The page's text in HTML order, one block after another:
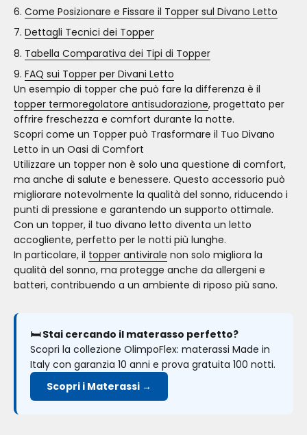
Come Posizionare e Fissare il Topper sul Divano Letto
Dettagli Tecnici dei Topper
Tabella Comparativa dei Tipi di Topper
FAQ sui Topper per Divani Letto
Un esempio di topper che può fare la differenza è il
topper termoregolatore antisudorazione, progettato per
offrire freschezza e comfort durante la notte.
Scopri come un Topper può Trasformare il Tuo Divano
Letto in un Oasi di Comfort
Utilizzare un topper non è solo una questione di comfort,
ma anche di salute e benessere. Questo accessorio può
migliorare notevolmente la qualità del sonno, riducendo i
punti di pressione e garantendo un supporto ottimale.
Con un topper, il tuo divano letto diventa un letto
accogliente, perfetto per le notti più lunghe.
In particolare, il topper antivirale non solo migliora la
qualità del sonno, ma protegge anche da allergeni e
batteri, contribuendo a un ambiente di riposo più sano.
🛏️ Stai cercando il materasso perfetto?
Scopri la collezione OlimpoFlex: materassi Made in
Italy con garanzia 10 anni e prova gratuita 100 notti.
Scopri i Materassi →